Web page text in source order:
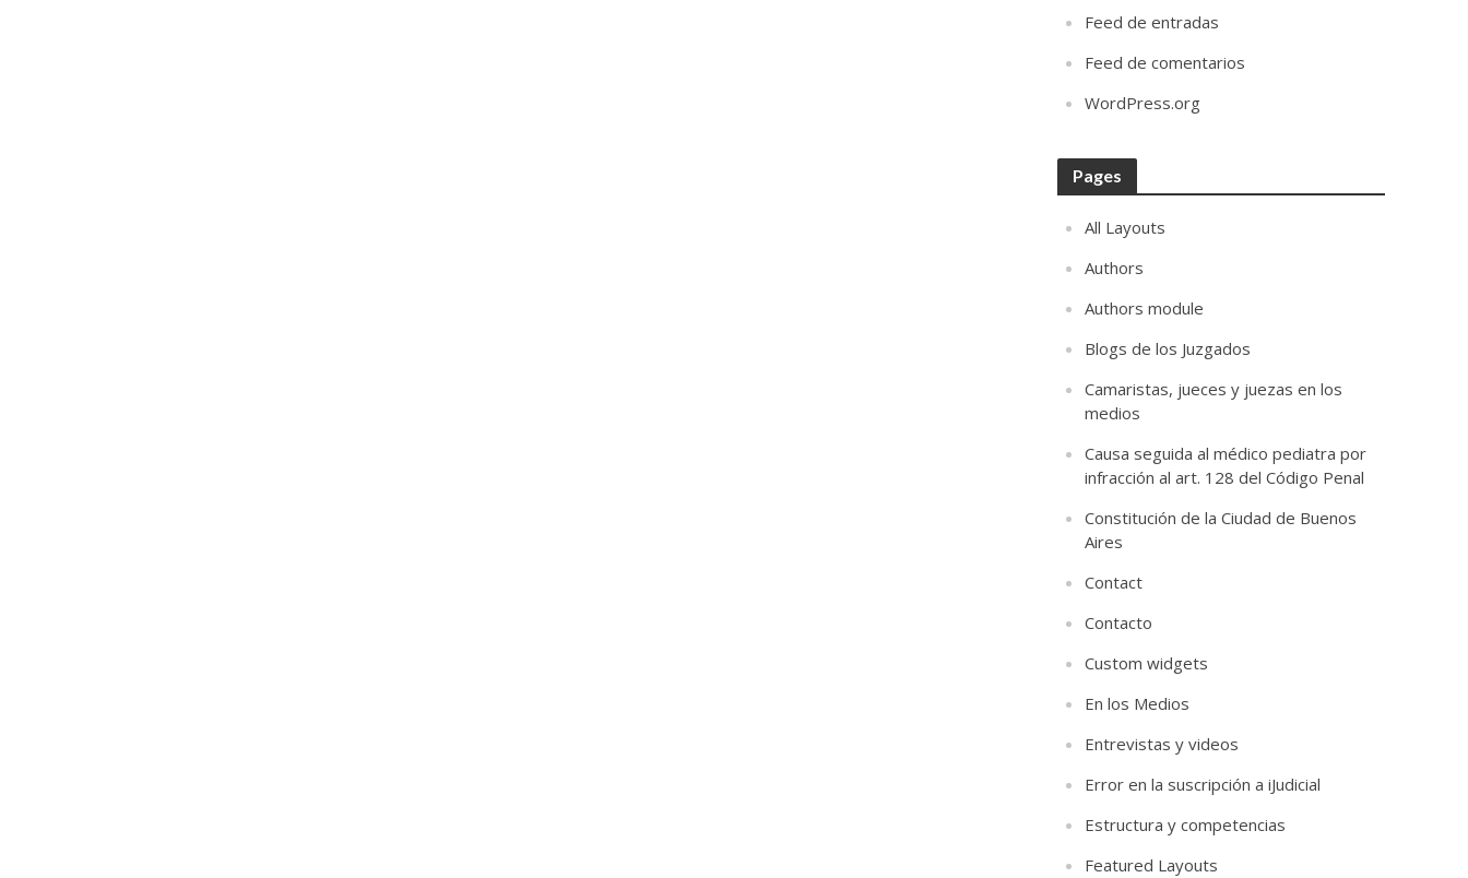
Feed de entradas
Feed de comentarios
WordPress.org
Pages
All Layouts
Authors
Authors module
Blogs de los Juzgados
Camaristas, jueces y juezas en los
medios
Causa seguida al médico pediatra por
infracción al art. 128 del Código Penal
Constitución de la Ciudad de Buenos
Aires
Contact
Contacto
Custom widgets
En los Medios
Entrevistas y videos
Error en la suscripción a iJudicial
Estructura y competencias
Featured Layouts